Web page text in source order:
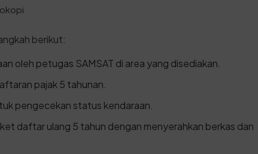
berikut:
oleh petugas SAMSAT di area yang disediakan.
pajak 5 tahunan.
pengecekan status kendaraan.
daftar ulang 5 tahun dengan menyerahkan berkas dan